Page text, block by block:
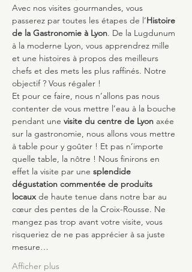
Avec nos visites gourmandes, vous
passerez par toutes les étapes de l’Histoire
de la Gastronomie à Lyon. De la Lugdunum
à la moderne Lyon, vous apprendrez mille
et une histoires à propos des meilleurs
chefs et des mets les plus raffinés. Notre
objectif ? Vous régaler !
Et pour ce faire, nous n’allons pas nous
contenter de vous mettre l’eau à la bouche
pendant une visite du centre de Lyon axée
sur la gastronomie, nous allons vous mettre
à table pour y goûter ! Et pas n’importe
quelle table, la nôtre ! Nous finirons en
effet la visite par une splendide
dégustation commentée de produits
locaux de haute tenue dans notre bar au
cœur des pentes de la Croix-Rousse. Ne
mangez pas trop avant votre visite, vous
risqueriez de ne pas apprécier à sa juste
mesure…
Afficher plus